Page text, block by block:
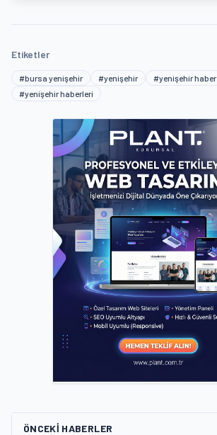
Etiketler
#bursa yenişehir #yenişehir
#yenişehir haber
#yenişehir haberleri
ÖNCEKI HABERLER